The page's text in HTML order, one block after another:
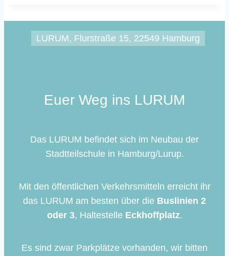
LURUM, Flurstraße 15, 22549 Hamburg
Euer Weg ins LURUM
Das LURUM befindet sich im Neubau der
Stadtteilschule in Hamburg/Lurup.
Mit den öffentlichen Verkehrsmitteln erreicht ihr
das LURUM am besten über die Buslinien 2
oder 3, Haltestelle Eckhoffplatz.
Es sind zwar Parkplätze vorhanden, wir bitten